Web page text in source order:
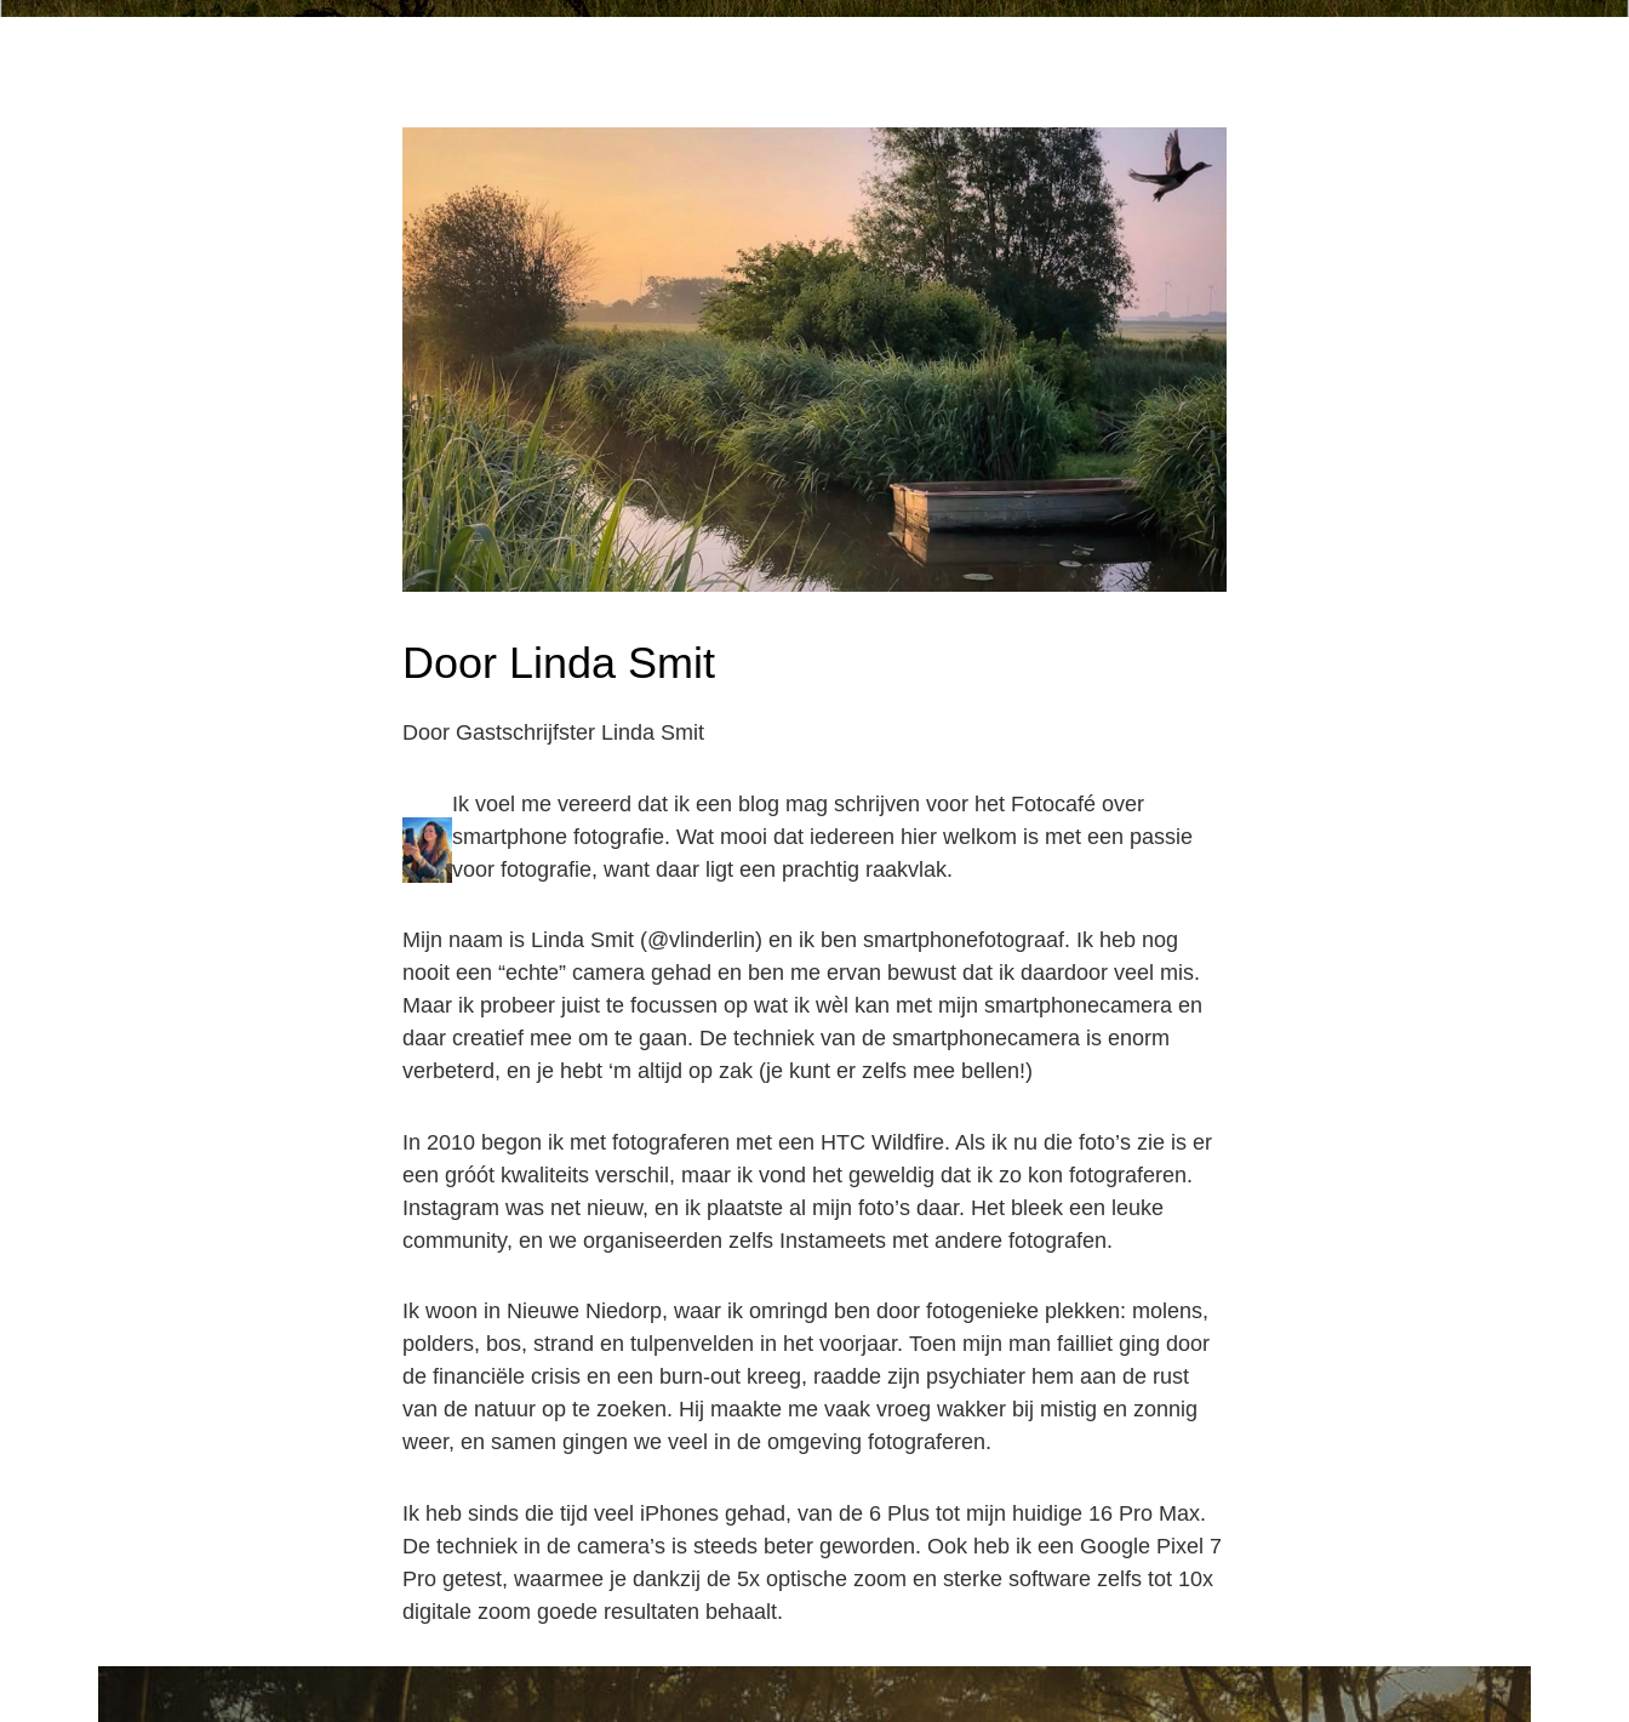
Door Linda Smit
Door Gastschrijfster Linda Smit
Ik voel me vereerd dat ik een blog mag schrijven voor het Fotocafé over
smartphone fotografie. Wat mooi dat iedereen hier welkom is met een passie
voor fotografie, want daar ligt een prachtig raakvlak.
Mijn naam is Linda Smit (@vlinderlin) en ik ben smartphonefotograaf. Ik heb nog
nooit een “echte” camera gehad en ben me ervan bewust dat ik daardoor veel mis.
Maar ik probeer juist te focussen op wat ik wèl kan met mijn smartphonecamera en
daar creatief mee om te gaan. De techniek van de smartphonecamera is enorm
verbeterd, en je hebt ‘m altijd op zak (je kunt er zelfs mee bellen!)
In 2010 begon ik met fotograferen met een HTC Wildfire. Als ik nu die foto’s zie is er
een gróót kwaliteits verschil, maar ik vond het geweldig dat ik zo kon fotograferen.
Instagram was net nieuw, en ik plaatste al mijn foto’s daar. Het bleek een leuke
community, en we organiseerden zelfs Instameets met andere fotografen.
Ik woon in Nieuwe Niedorp, waar ik omringd ben door fotogenieke plekken: molens,
polders, bos, strand en tulpenvelden in het voorjaar. Toen mijn man failliet ging door
de financiële crisis en een burn-out kreeg, raadde zijn psychiater hem aan de rust
van de natuur op te zoeken. Hij maakte me vaak vroeg wakker bij mistig en zonnig
weer, en samen gingen we veel in de omgeving fotograferen.
Ik heb sinds die tijd veel iPhones gehad, van de 6 Plus tot mijn huidige 16 Pro Max.
De techniek in de camera’s is steeds beter geworden. Ook heb ik een Google Pixel 7
Pro getest, waarmee je dankzij de 5x optische zoom en sterke software zelfs tot 10x
digitale zoom goede resultaten behaalt.